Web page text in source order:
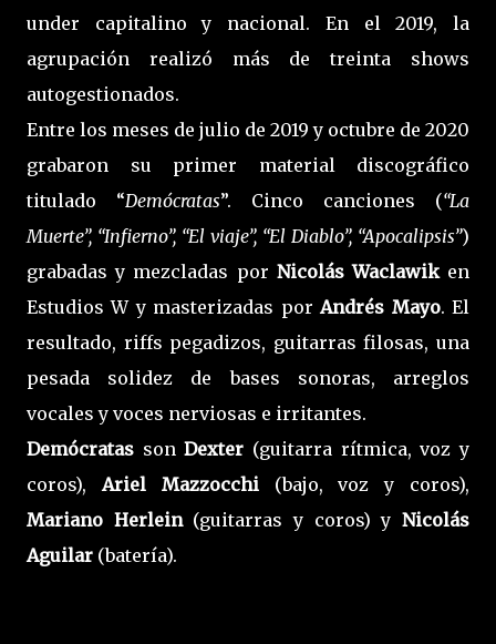
under capitalino y nacional. En el 2019, la
agrupación realizó más de treinta shows
autogestionados.
Entre los meses de julio de 2019 y octubre de 2020
grabaron su primer material discográfico
titulado “Demócratas”. Cinco canciones (“La
Muerte”, “Infierno”, “El viaje”, “El Diablo”, “Apocalipsis”)
grabadas y mezcladas por Nicolás Waclawiken
Estudios W y masterizadas porAndrés Mayo. El
resultado, riffs pegadizos, guitarras filosas, una
pesada solidez de bases sonoras, arreglos
vocales y voces nerviosas e irritantes.
Demócratas sonDexter (guitarra rítmica, voz y
coros), Ariel Mazzocchi(bajo, voz y coros),
Mariano Herlein (guitarras y coros) yNicolás
Aguilar (batería).